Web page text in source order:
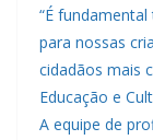
“É
para nossas
cidadãos mais
Educação e
A equipe de